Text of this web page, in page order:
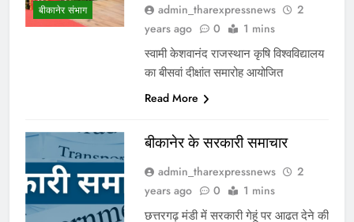
बीकानेर संभाग admin_tharexpressnews
2
years ago
0 1 mins
स्वामी केशवानंद राजस्थान कृषि विश्वविद्यालय
का बीसवां दीक्षांत समारोह आयोजित
Read More
बीकानेर के सरकारी समाचार
admin_tharexpressnews
2
years ago
0 1 mins
छत्तरगढ़ मंडी में सरकारी गेहूं पर आढत देने की